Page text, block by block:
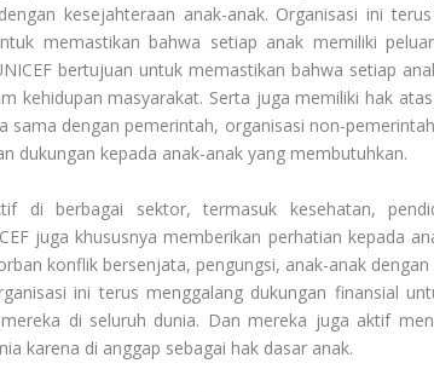
kesejahteraan anak-anak. Organisasi ini
memastikan bahwa setiap anak memiliki
bertujuan untuk memastikan bahwa setiap
kehidupan masyarakat. Serta juga memiliki hak
sama dengan pemerintah, organisasi non-
dukungan kepada anak-anak yang membutuhkan.
di berbagai sektor, termasuk kesehatan,
juga khususnya memberikan perhatian kepada
konflik bersenjata, pengungsi, anak-anak
ini terus menggalang dukungan finansial
di seluruh dunia. Dan mereka juga aktif
karena di anggap sebagai hak dasar anak.